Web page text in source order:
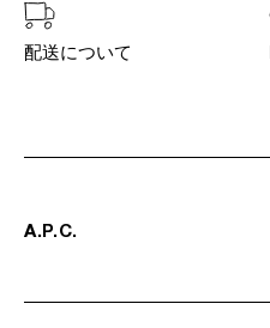
配送について
A. P. C.